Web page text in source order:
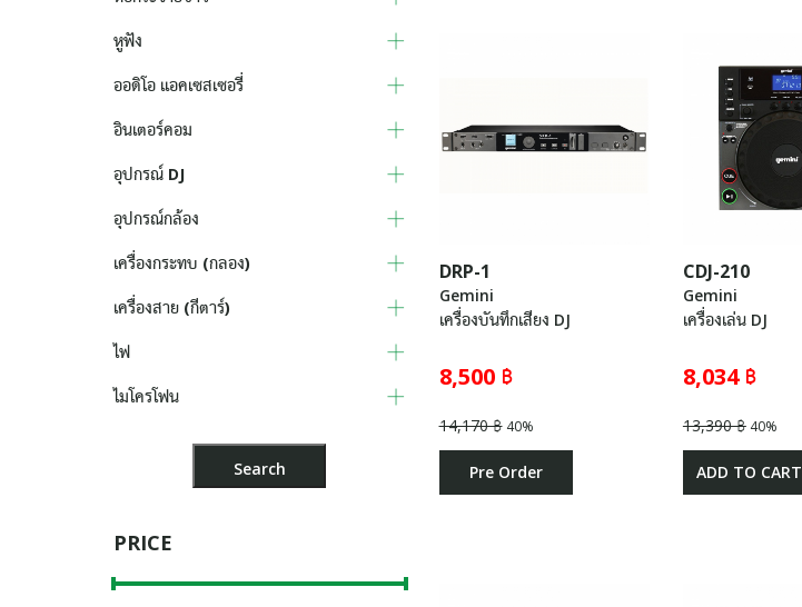
หูฟัง
ออดิโอ แอคเซสเซอรี่
อินเตอร์คอม
อุปกรณ์ DJ
อุปกรณ์กล้อง
เครื่องกระทบ (กลอง)
เครื่องสาย (กีตาร์)
ไฟ
ไมโครโฟน
PRICE
DRP-1
Gemini
เครื่องบันทึกเสียง DJ
8,500 ฿
14,170 ฿40%
Pre Order
CDJ-210
Gemini
เครื่องเล่น DJ
8,034 ฿
13,390 ฿40%
ADD TO CART